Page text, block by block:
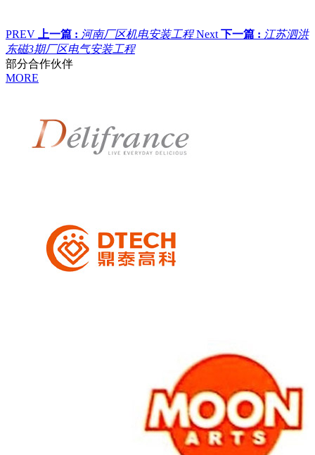
PREV 上一篇 : 河南厂区机电安装工程 Next 下一篇 : 江苏泗洪
东磁3期厂区电气安装工程
部分合作伙伴
MORE